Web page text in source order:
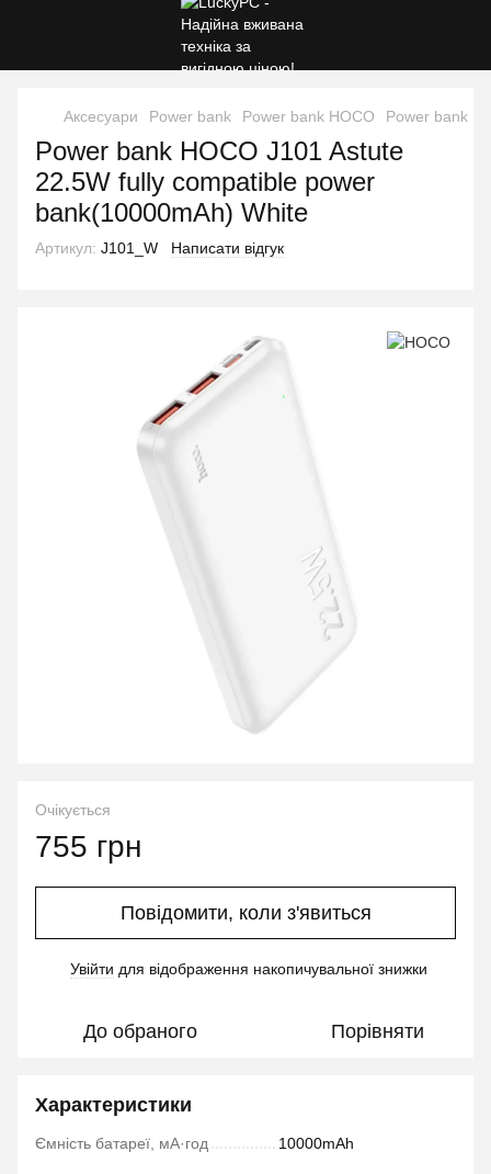
Аксесуари Power bank Power bank HOCO Power bank
Power bank HOCO J101 Astute
22.5W fully compatible power
bank(10000mAh) White
Артикул: J101_W Написати відгук
Очікується
755 грн
Повідомити, коли з'явиться
Увійти для відображення накопичувальної знижки
До обраного Порівняти
Характеристики
Ємність батареї, мА·год 10000mAh